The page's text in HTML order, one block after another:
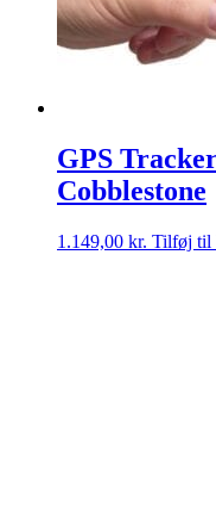
GPS
Cobblestone
1.149,00 kr. Tilføj til